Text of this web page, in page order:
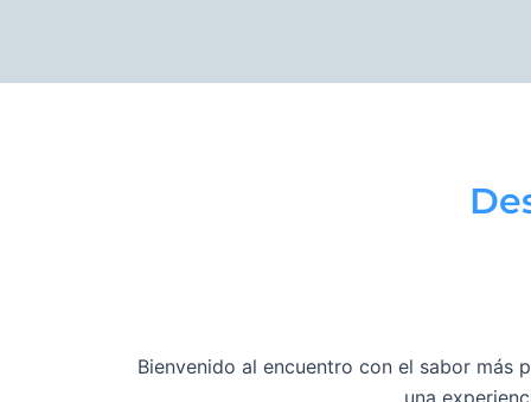
Bienvenido al encuentro con el sabor más